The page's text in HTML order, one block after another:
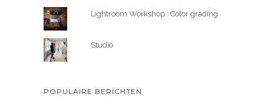
Lightroom Workshop : Color grading
Studio
POPULAIRE BERICHTEN